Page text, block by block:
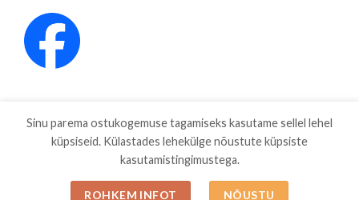
KAUBAMÄRGID ETTEVÕTTEST
PRIVAATSUSPOLIITIKA
Sinu parema ostukogemuse tagamiseks kasutame sellel lehel
küpsiseid. Külastades lehekülge nõustute küpsiste
kasutamistingimustega.
ROHKEM INFOT NÕUSTU